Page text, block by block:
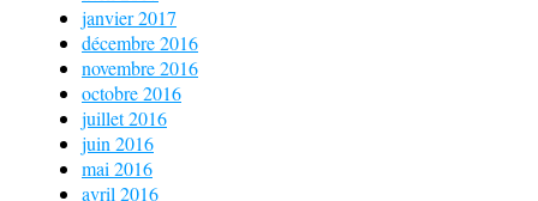
janvier 2017
décembre 2016
novembre 2016
octobre 2016
juillet 2016
juin 2016
mai 2016
avril 2016